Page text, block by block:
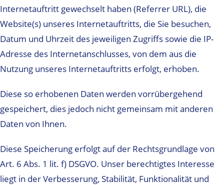
Internetauftritt gewechselt haben (Referrer URL), die
Website(s) unseres Internetauftritts, die Sie besuchen,
Datum und Uhrzeit des jeweiligen Zugriffs sowie die IP-
Adresse des Internetanschlusses, von dem aus die
Nutzung unseres Internetauftritts erfolgt, erhoben.
Diese so erhobenen Daten werden vorrübergehend
gespeichert, dies jedoch nicht gemeinsam mit anderen
Daten von Ihnen.
Diese Speicherung erfolgt auf der Rechtsgrundlage von
Art. 6 Abs. 1 lit. f) DSGVO. Unser berechtigtes Interesse
liegt in der Verbesserung, Stabilität, Funktionalität und